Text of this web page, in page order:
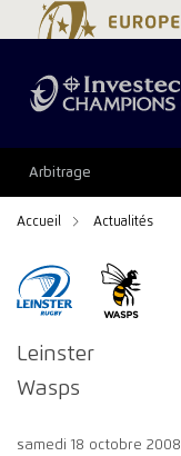
Arbitrage
Accueil Actualités
Leinster
Wasps
samedi 18 octobre 2008